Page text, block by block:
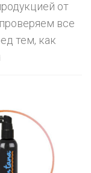
от
все
тем, как